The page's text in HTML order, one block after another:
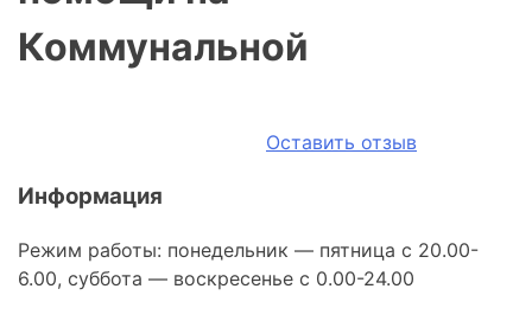
Коммунальной
Оставить отзыв
Информация
Режим работы: понедельник — пятница с 20.00-
6.00, суббота — воскресенье с 0.00-24.00